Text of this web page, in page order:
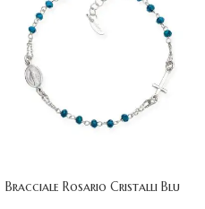
Bracciale Rosario Cristalli Blu